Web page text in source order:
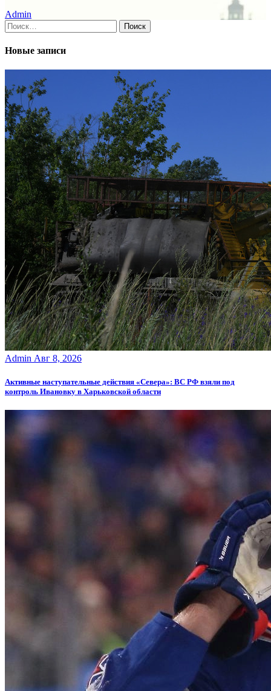
Admin
Найти:
Новые записи
Admin Авг 8, 2026
Активные наступательные действия «Севера»: ВС РФ взяли под
контроль Ивановку в Харьковской области